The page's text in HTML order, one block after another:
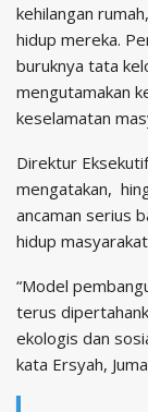
kehilangan
hidup mereka.
buruknya tata
mengutamakan
keselamatan
Direktur
mengatakan,
ancaman serius
hidup
“Model
terus
ekologis dan
kata Ersyah,